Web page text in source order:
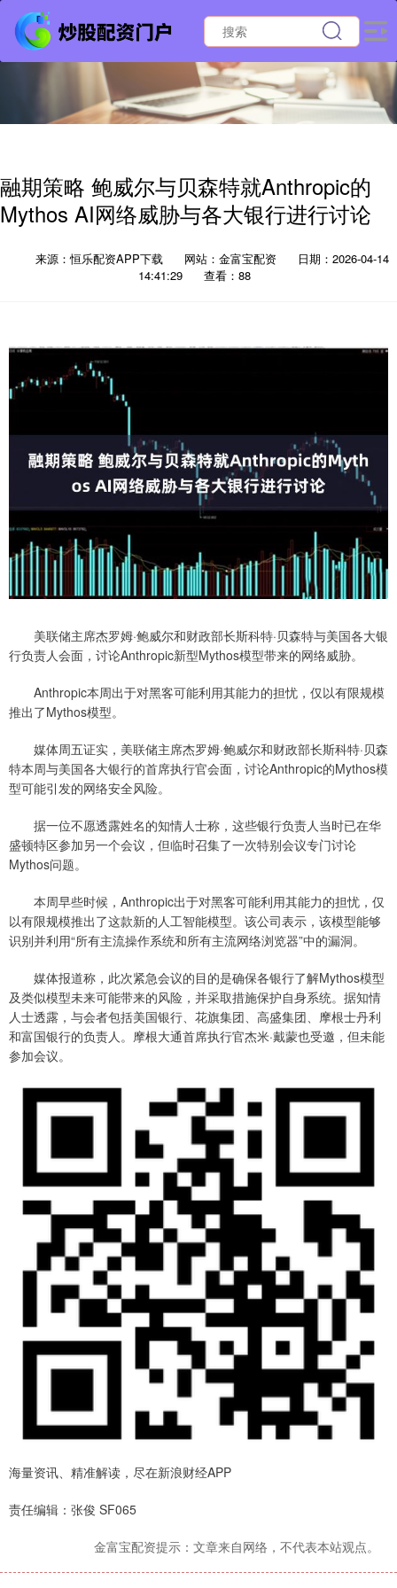
融期策略 鲍威尔与贝森特就Anthropic的
Mythos AI网络威胁与各大银行进行讨论
来源：恒乐配资APP下载 网站：金富宝配资
日期：2026-04-14
14:41:29
查看：88
美联储主席杰罗姆·鲍威尔和财政部长斯科特·贝森特与美国各大银
行负责人会面，讨论Anthropic新型Mythos模型带来的网络威胁。
Anthropic本周出于对黑客可能利用其能力的担忧，仅以有限规模
推出了Mythos模型。
媒体周五证实，美联储主席杰罗姆·鲍威尔和财政部长斯科特·贝森
特本周与美国各大银行的首席执行官会面，讨论Anthropic的Mythos模
型可能引发的网络安全风险。
据一位不愿透露姓名的知情人士称，这些银行负责人当时已在华
盛顿特区参加另一个会议，但临时召集了一次特别会议专门讨论
Mythos问题。
本周早些时候，Anthropic出于对黑客可能利用其能力的担忧，仅
以有限规模推出了这款新的人工智能模型。该公司表示，该模型能够
识别并利用“所有主流操作系统和所有主流网络浏览器”中的漏洞。
媒体报道称，此次紧急会议的目的是确保各银行了解Mythos模型
及类似模型未来可能带来的风险，并采取措施保护自身系统。据知情
人士透露，与会者包括美国银行、花旗集团、高盛集团、摩根士丹利
和富国银行的负责人。摩根大通首席执行官杰米·戴蒙也受邀，但未能
参加会议。
海量资讯、精准解读，尽在新浪财经APP
责任编辑：张俊 SF065
金富宝配资提示：文章来自网络，不代表本站观点。